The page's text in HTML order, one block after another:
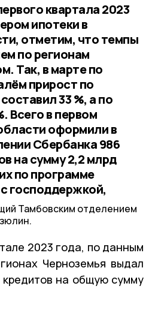
квартала 2023
ипотеки в
отметим, что темпы
по регионам
Так, в марте по
прирост по
33 %, а по
Всего в первом
оформили в
Сбербанка 986
на сумму 2,2 млрд
по программе
господдержкой,
Тамбовским отделением
2023 года, по данным
Черноземья выдал
на общую сумму